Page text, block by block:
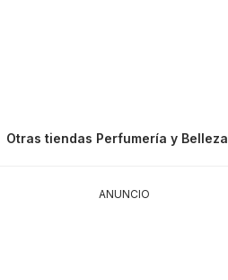
Otras tiendas Perfumería y Belleza
ANUNCIO